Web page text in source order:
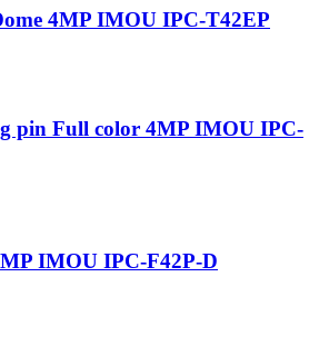
4MP IMOU IPC-T42EP
pin Full color 4MP IMOU IPC-
IMOU IPC-F42P-D